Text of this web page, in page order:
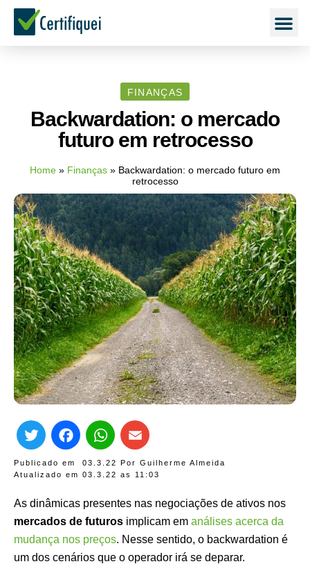
FINANÇAS
Backwardation: o mercado
futuro em retrocesso
Home » Finanças » Backwardation: o mercado futuro em
retrocesso
Publicado em 03.3.22 Por Guilherme Almeida
Atualizado em 03.3.22 as 11:03
TwitterFacebook
WhatsApp
As dinâmicas presentes nas negociações de ativos nos
mercados de futuros implicam em análises acerca da
mudança nos preços. Nesse sentido, o backwardation é
um dos cenários que o operador irá se deparar.